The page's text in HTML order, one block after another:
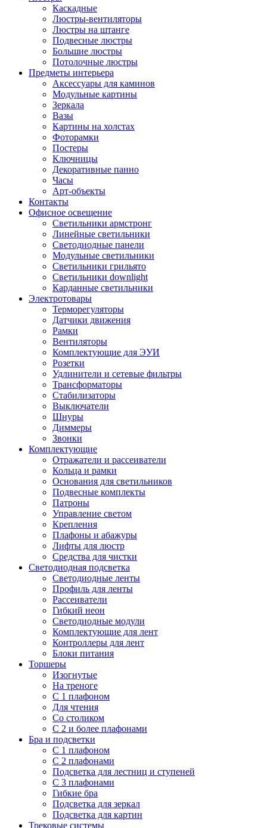
Каскадные
Люстры-вентиляторы
Люстры на штанге
Подвесные люстры
Большие люстры
Потолочные люстры
Предметы интерьера
Аксессуары для каминов
Модульные картины
Зеркала
Вазы
Картины на холстах
Фоторамки
Постеры
Ключницы
Декоративные панно
Часы
Арт-объекты
Контакты
Офисное освещение
Светильники армстронг
Линейные светильники
Светодиодные панели
Модульные светильники
Светильники грильято
Светильники downlight
Карданные светильники
Электротовары
Терморегуляторы
Датчики движения
Рамки
Вентиляторы
Комплектующие для ЭУИ
Розетки
Удлинители и сетевые фильтры
Трансформаторы
Стабилизаторы
Выключатели
Шнуры
Диммеры
Звонки
Комплектующие
Отражатели и рассеиватели
Кольца и рамки
Основания для светильников
Подвесные комплекты
Патроны
Управление светом
Крепления
Плафоны и абажуры
Лифты для люстр
Средства для чистки
Светодиодная подсветка
Светодиодные ленты
Профиль для ленты
Рассеиватели
Гибкий неон
Светодиодные модули
Комплектующие для лент
Контроллеры для лент
Блоки питания
Торшеры
Изогнутые
На треноге
С 1 плафоном
Для чтения
Со столиком
С 2 и более плафонами
Бра и подсветки
С 1 плафоном
С 2 плафонами
Подсветка для лестниц и ступеней
С 3 плафонами
Гибкие бра
Подсветка для зеркал
Подсветка для картин
Трековые системы